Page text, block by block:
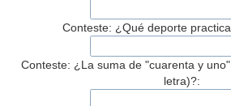
Conteste: ¿Qué deporte
Conteste: ¿La suma de "cuarenta y
letra)?: